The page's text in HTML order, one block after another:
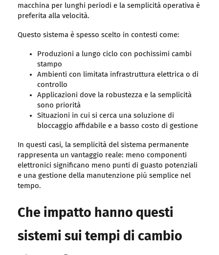
macchina per lunghi periodi e la semplicità operativa è
preferita alla velocità.
Questo sistema è spesso scelto in contesti come:
Produzioni a lungo ciclo con pochissimi cambi
stampo
Ambienti con limitata infrastruttura elettrica o di
controllo
Applicazioni dove la robustezza e la semplicità
sono priorità
Situazioni in cui si cerca una soluzione di
bloccaggio affidabile e a basso costo di gestione
In questi casi, la semplicità del sistema permanente
rappresenta un vantaggio reale: meno componenti
elettronici significano meno punti di guasto potenziali
e una gestione della manutenzione più semplice nel
tempo.
Che impatto hanno questi
sistemi sui tempi di cambio